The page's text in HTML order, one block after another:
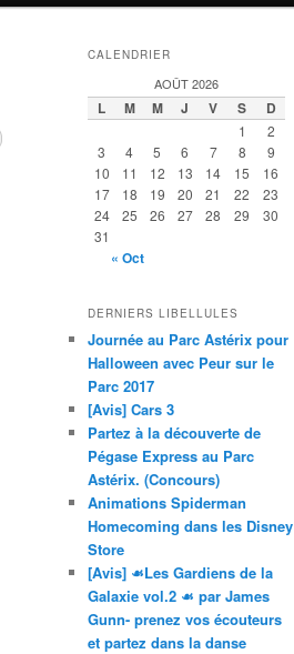
CALENDRIER
AOÛT 2026
L M M J V S D
1
2
3
4 5 6 7 8
9
10
11 12 13 14 15
16
17
18 19 20 21 22
23
24
25 26 27 28 29
30
31
« Oct
DERNIERS LIBELLULES
Journée au Parc Astérix pour
Halloween avec Peur sur le
Parc 2017
[Avis] Cars 3
Partez à la découverte de
Pégase Express au Parc
Astérix. (Concours)
Animations Spiderman
Homecoming dans les Disney
Store
[Avis] ☙Les Gardiens de la
Galaxie vol.2 ☙ par James
Gunn- prenez vos écouteurs
et partez dans la danse